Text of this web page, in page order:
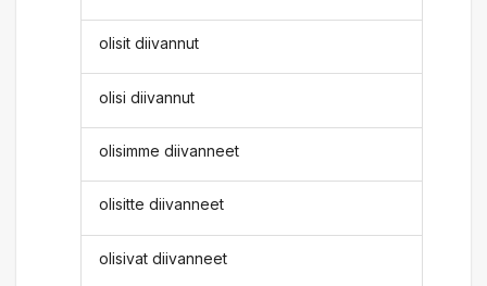
olisit diivannut
olisi diivannut
olisimme diivanneet
olisitte diivanneet
olisivat diivanneet